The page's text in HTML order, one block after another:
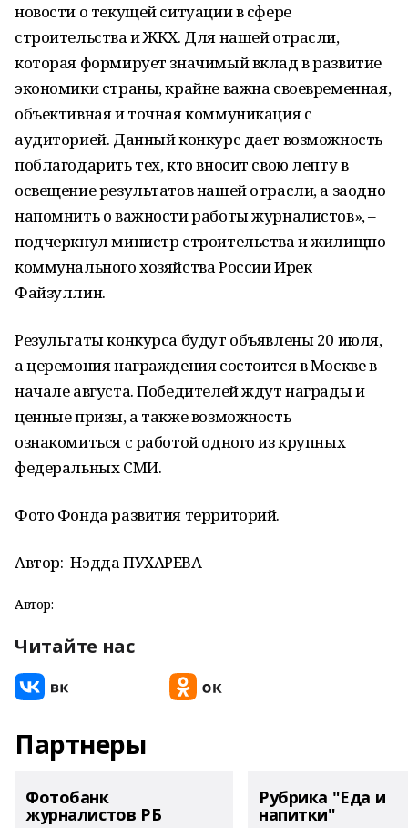
новости о текущей ситуации в сфере
строительства и ЖКХ. Для нашей отрасли,
которая формирует значимый вклад в развитие
экономики страны, крайне важна своевременная,
объективная и точная коммуникация с
аудиторией. Данный конкурс дает возможность
поблагодарить тех, кто вносит свою лепту в
освещение результатов нашей отрасли, а заодно
напомнить о важности работы журналистов», –
подчеркнул министр строительства и жилищно-
коммунального хозяйства России Ирек
Файзуллин.
Результаты конкурса будут объявлены 20 июля,
а церемония награждения состоится в Москве в
начале августа. Победителей ждут награды и
ценные призы, а также возможность
ознакомиться с работой одного из крупных
федеральных СМИ.
Фото Фонда развития территорий.
Автор: Нэдда ПУХАРЕВА
Автор:
Читайте нас
Партнеры
Фотобанк
журналистов РБ
Рубрика "Еда и
напитки"